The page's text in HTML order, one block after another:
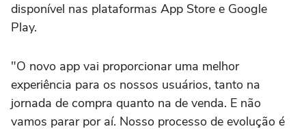
disponível nas plataformas App Store e Google
Play.
"O novo app vai proporcionar uma melhor
experiência para os nossos usuários, tanto na
jornada de compra quanto na de venda. E não
vamos parar por aí. Nosso processo de evolução é